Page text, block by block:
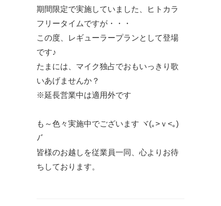
期間限定で実施していました、ヒトカラ
フリータイムですが・・・
この度、レギューラープランとして登場
です♪
たまには、マイク独占でおもいっきり歌
いあげませんか？
※延長営業中は適用外です
も～色々実施中でございます ヾ(｡>ｖ<｡)
ﾉﾞ
皆様のお越しを従業員一同、心よりお待
ちしております。